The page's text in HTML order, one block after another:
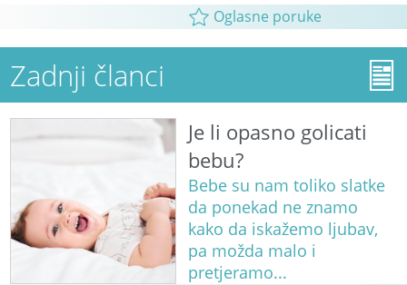
Oglasne poruke
Zadnji članci
Je li opasno golicati
bebu?
Bebe su nam toliko slatke
da ponekad ne znamo
kako da iskažemo ljubav,
pa možda malo i
pretjeramo...